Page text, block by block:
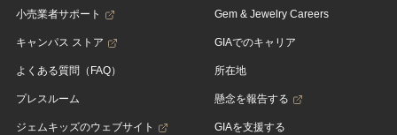
小売業者サポート
キャンパス ストア
よくある質問（FAQ）
プレスルーム
ジェムキッズのウェブサイト
Gem & Jewelry Careers
GIAでのキャリア
所在地
懸念を報告する
GIAを支援する